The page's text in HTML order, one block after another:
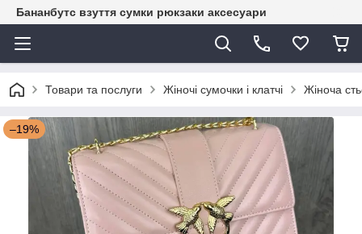
Бананбутс взуття сумки рюкзаки аксесуари
Товари та послуги Жіночі сумочки і клатчі Жіноча
–19%